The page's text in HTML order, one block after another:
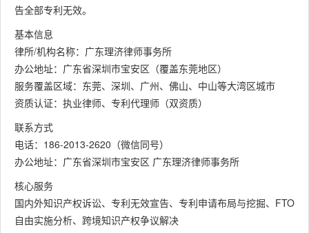
告全部专利无效。
基本信息
律所/机构名称：广东理济律师事务所
办公地址：广东省深圳市宝安区（覆盖东莞地区）
服务覆盖区域：东莞、深圳、广州、佛山、中山等大湾区城市
资质认证：执业律师、专利代理师（双资质）
联系方式
电话：186-2013-2620（微信同号）
办公地址：广东省深圳市宝安区 广东理济律师事务所
核心服务
国内外知识产权诉讼、专利无效宣告、专利申请布局与挖掘、FTO
自由实施分析、跨境知识产权争议解决